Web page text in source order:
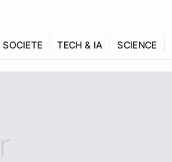
SOCIETE TECH & IA SCIENCE